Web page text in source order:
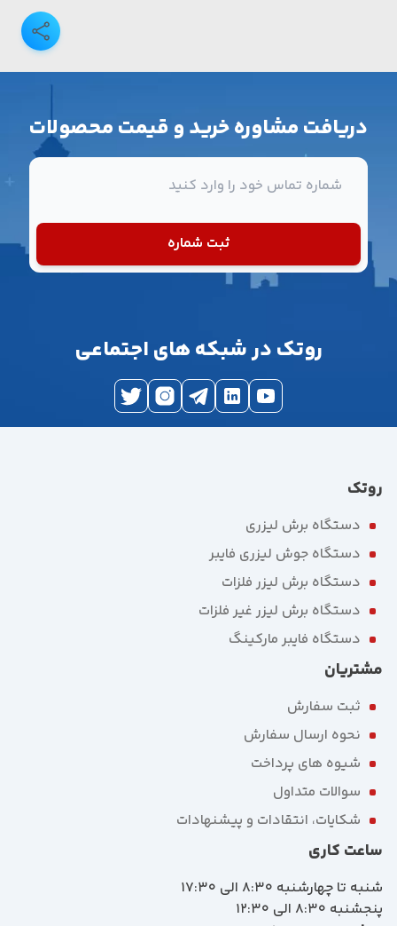
دریافت مشاوره خرید و قیمت محصولات
شماره تماس
ثبت شماره
روتک در شبکه های اجتماعی
روتک
دستگاه برش لیزری
دستگاه جوش لیزری فایبر
دستگاه برش لیزر فلزات
دستگاه برش لیزر غیر فلزات
دستگاه فایبر مارکینگ
مشتریان
ثبت سفارش
نحوه ارسال سفارش
شیوه های پرداخت
سوالات متداول
شکایات، انتقادات و پیشنهادات
ساعت کاری
شنبه تا چهارشنبه 8:30 الی 17:30
پنجشنبه 8:30 الی 12:30